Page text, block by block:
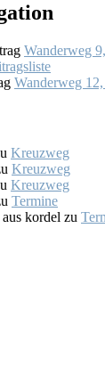
Wanderweg
Wanderweg
Kreuzweg
Kreuzweg
Kreuzweg
Termine
kordel zu